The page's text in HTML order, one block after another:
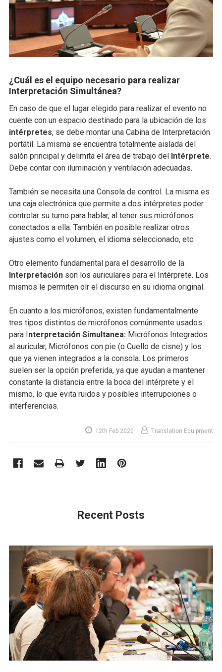
¿Cuál es el equipo necesario para realizar
Interpretación Simultánea?
En caso de que el lugar elegido para realizar el evento no
cuente con un espacio destinado para la ubicación de los
intérpretes, se debe montar una Cabina de Interpretación
portátil. La misma se encuentra totalmente aislada del
salón principal y delimita el área de trabajo del Intérprete.
Debe contar con iluminación y ventilación adecuadas.
También se necesita una Consola de control. La misma es
una caja electrónica que permite a dos intérpretes poder
controlar su turno para hablar, al tener sus micrófonos
conectados a ella. También en posible realizar otros
ajustes como el volumen, el idioma seleccionado, etc.
Otro elemento fundamental para el desarrollo de la
Interpretación son los auriculares para el Intérprete. Los
mismos le permiten oír el discurso en su idioma original.
En cuanto a los micrófonos, existen fundamentalmente
tres tipos distintos de micrófonos comúnmente usados
para Interpretación Simultanea: Micrófonos Integrados
al auricular, Micrófonos con pie (o Cuello de cisne) y los
que ya vienen integrados a la consola. Los primeros
suelen ser la opción preferida, ya que ayudan a mantener
constante la distancia entre la boca del intérprete y el
mismo, lo que evita ruidos y posibles interrupciones o
interferencias.
12th Feb 2020 Translation Equipment
Recent Posts